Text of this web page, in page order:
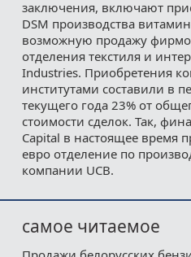
заключения, включают
DSM производства
возможную продажу
отделения текстиля и
Industries. Приобретения
институтами составили в
текущего года 23% от
стоимости сделок. Так,
Capital в настоящее время
евро отделение по
компании UCB.
самое читаемое